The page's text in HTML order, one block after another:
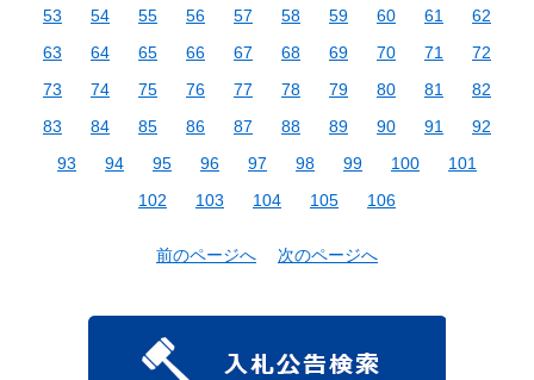
53
54 55 56 57 58 59 60 61
62
63
64 65 66 67 68 69 70 71
72
73
74 75 76 77 78 79 80 81
82
83
84 85 86 87 88 89 90 91
92
93
94 95 96 97 98 99 100
101
102
103 104 105 106
前のページへ 次のページへ